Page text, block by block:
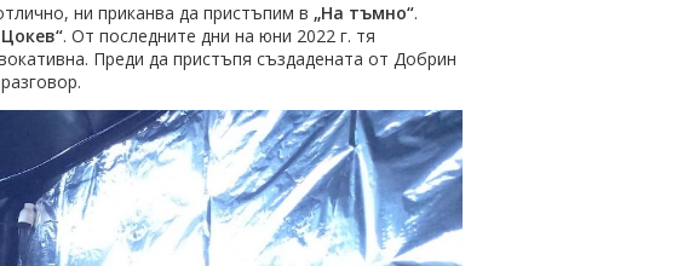
ни приканва да пристъпим в „На тъмно“.
. От последните дни на юни 2022 г. тя
Преди да пристъпя създадената от Добрин